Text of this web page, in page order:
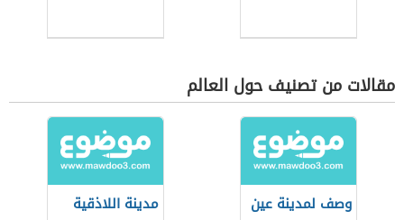
مقالات من تصنيف حول العالم
وصف لمدينة عين
مدينة اللاذقية